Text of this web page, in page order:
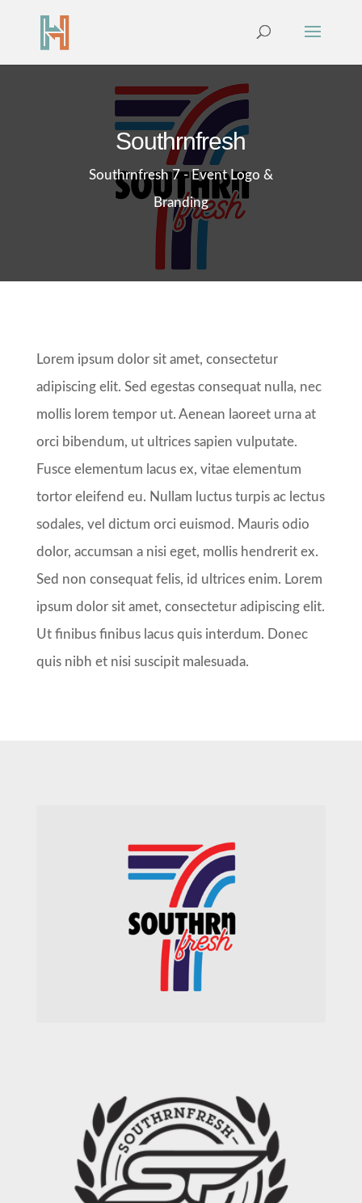
Southrnfresh
Southrnfresh 7 - Event Logo &
Branding
Lorem ipsum dolor sit amet, consectetur
adipiscing elit. Sed egestas consequat nulla, nec
mollis lorem tempor ut. Aenean laoreet urna at
orci bibendum, ut ultrices sapien vulputate.
Fusce elementum lacus ex, vitae elementum
tortor eleifend eu. Nullam luctus turpis ac lectus
sodales, vel dictum orci euismod. Mauris odio
dolor, accumsan a nisi eget, mollis hendrerit ex.
Sed non consequat felis, id ultrices enim. Lorem
ipsum dolor sit amet, consectetur adipiscing elit.
Ut finibus finibus lacus quis interdum. Donec
quis nibh et nisi suscipit malesuada.